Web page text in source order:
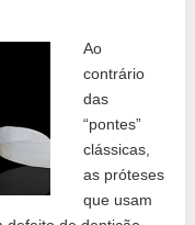
Ao
contrário
das
“pontes”
clássicas,
as próteses
que usam